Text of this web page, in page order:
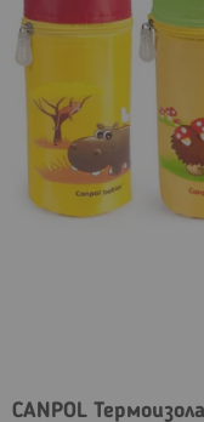
CANPOL